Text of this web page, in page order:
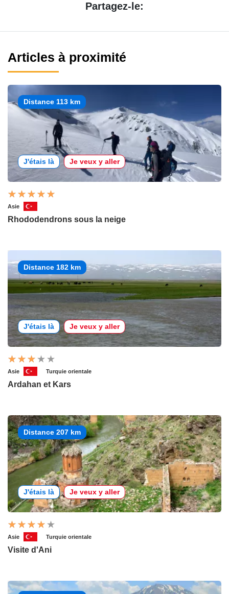
Partagez-le:
Articles à proximité
Distance 113 km
J'étais là Je veux y aller
Asie
Rhododendrons sous la neige
Distance 182 km
J'étais là Je veux y aller
Asie Turquie orientale
Ardahan et Kars
Distance 207 km
J'étais là Je veux y aller
Asie Turquie orientale
Visite d'Ani